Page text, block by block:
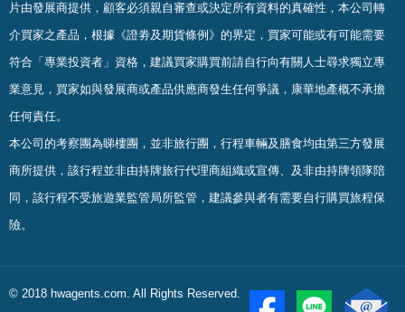
片由發展商提供，顧客必須親自審查或決定所有資料的真確性 ， 本公司轉
介買家之產品，根據《證劵及期貨條例》的界定，買家可能或有可能需要
符合「專業投資者」資格，建議買家購買前請自行向有關人士尋求獨立專
業意見，買家如與發展商或產品供應商發生任何爭議，康華地產概不承擔
任何責任。
本公司的考察團為睇樓團，並非旅行團，行程車輛及膳食均由第三方發展
商所提供，該行程並非由持牌旅行代理商組織或宣傳、及非由持牌領隊陪
同，該行程不受旅遊業監管局所監管，建議參與者有需要自行購買旅程保
險。
© 2018 hwagents.com. All Rights Reserved.